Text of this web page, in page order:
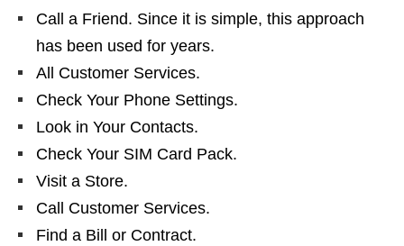
Call a Friend. Since it is simple, this approach
has been used for years.
All Customer Services.
Check Your Phone Settings.
Look in Your Contacts.
Check Your SIM Card Pack.
Visit a Store.
Call Customer Services.
Find a Bill or Contract.